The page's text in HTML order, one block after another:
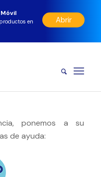
Móvil
en
Abrir
ponemos a su
de ayuda: